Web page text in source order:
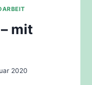
mit
2020